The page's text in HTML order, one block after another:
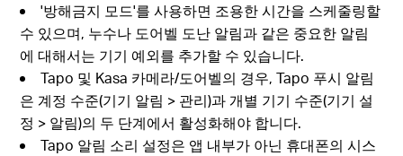
'방해금지 모드'를 사용하면 조용한 시간을 스케줄링할
수 있으며, 누수나 도어벨 도난 알림과 같은 중요한 알림
에 대해서는 기기 예외를 추가할 수 있습니다.
Tapo 및 Kasa 카메라/도어벨의 경우, Tapo 푸시 알림
은 계정 수준(기기 알림 > 관리)과 개별 기기 수준(기기 설
정 > 알림)의 두 단계에서 활성화해야 합니다.
Tapo 알림 소리 설정은 앱 내부가 아닌 휴대폰의 시스